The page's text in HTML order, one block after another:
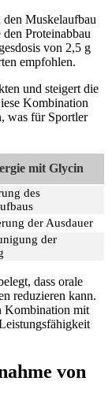
den Muskelaufbau
Proteinabbau
von 2,5 g
empfohlen.
und steigert die
Kombination
was für Sportler
mit Glycin
des
der Ausdauer
der
dass orale
reduzieren kann.
Kombination mit
von